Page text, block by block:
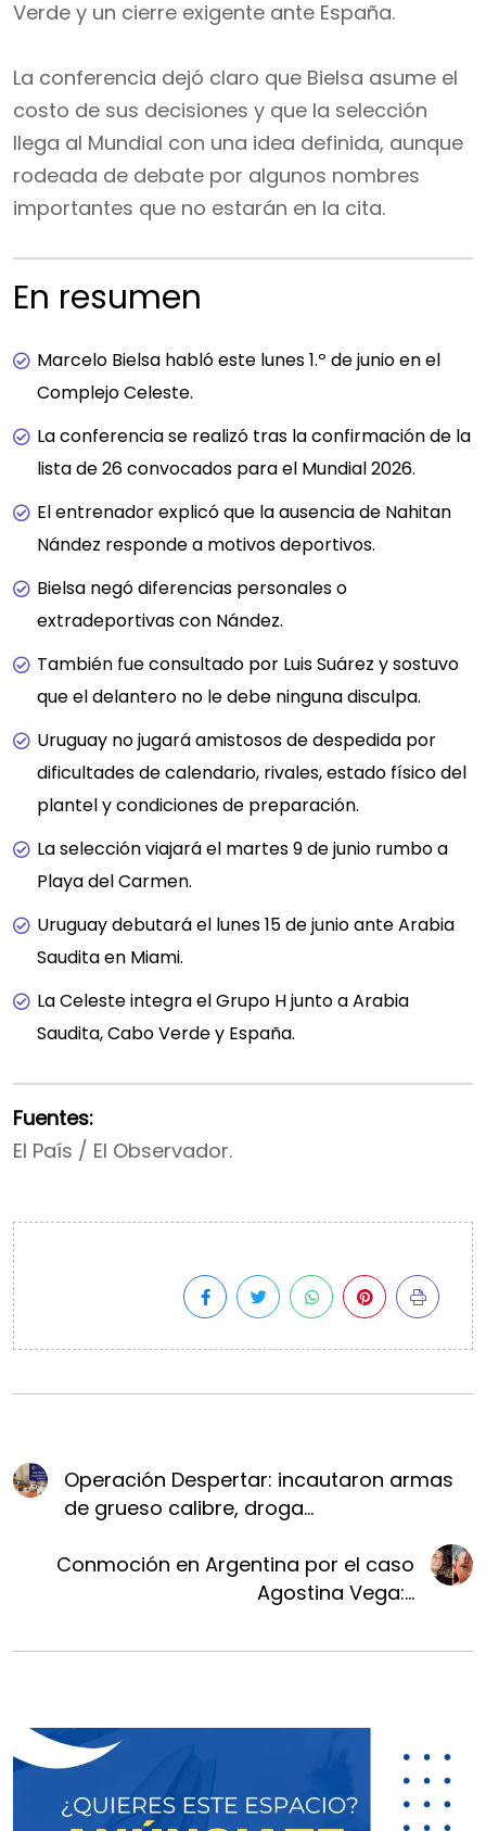
Verde y un cierre exigente ante España.
La conferencia dejó claro que Bielsa asume el
costo de sus decisiones y que la selección
llega al Mundial con una idea definida, aunque
rodeada de debate por algunos nombres
importantes que no estarán en la cita.
En resumen
Marcelo Bielsa habló este lunes 1.º de junio en el
Complejo Celeste.
La conferencia se realizó tras la confirmación de la
lista de 26 convocados para el Mundial 2026.
El entrenador explicó que la ausencia de Nahitan
Nández responde a motivos deportivos.
Bielsa negó diferencias personales o
extradeportivas con Nández.
También fue consultado por Luis Suárez y sostuvo
que el delantero no le debe ninguna disculpa.
Uruguay no jugará amistosos de despedida por
dificultades de calendario, rivales, estado físico del
plantel y condiciones de preparación.
La selección viajará el martes 9 de junio rumbo a
Playa del Carmen.
Uruguay debutará el lunes 15 de junio ante Arabia
Saudita en Miami.
La Celeste integra el Grupo H junto a Arabia
Saudita, Cabo Verde y España.
Fuentes:
El País / El Observador.
Operación Despertar: incautaron armas
de grueso calibre, droga...
Conmoción en Argentina por el caso
Agostina Vega:...